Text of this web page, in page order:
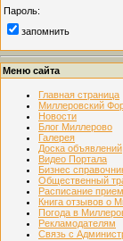
Пароль:
запомнить
Меню сайта
Главная страница
Миллеровский
Новости
Блог Миллерово
Галерея
Доска объявлений
Видео Портала
Бизнес
Общественный
Расписание
Книга отзывов о
Погода в
Рекламодателям
Связь с